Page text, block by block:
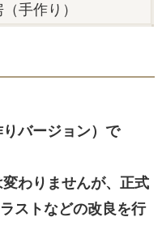
手作り）
バージョン）で
わりませんが、正式
ストなどの改良を行